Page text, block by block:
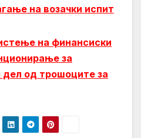
на возачки испит
на финансиски
за
од трошоците за